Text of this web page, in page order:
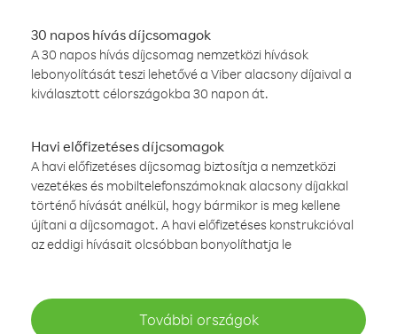
30 napos hívás díjcsomagok
A 30 napos hívás díjcsomag nemzetközi hívások
lebonyolítását teszi lehetővé a Viber alacsony díjaival a
kiválasztott célországokba 30 napon át.
Havi előfizetéses díjcsomagok
A havi előfizetéses díjcsomag biztosítja a nemzetközi
vezetékes és mobiltelefonszámoknak alacsony díjakkal
történő hívását anélkül, hogy bármikor is meg kellene
újítani a díjcsomagot. A havi előfizetéses konstrukcióval
az eddigi hívásait olcsóbban bonyolíthatja le
További országok